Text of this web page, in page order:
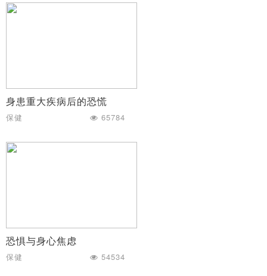
身患重大疾病后的恐慌
保健 65784
恐惧与身心焦虑
保健 54534